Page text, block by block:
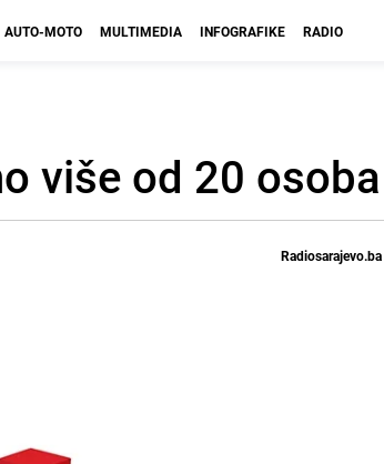
AUTO-MOTO MULTIMEDIA INFOGRAFIKE RADIO
više od 20 osoba
Radiosarajevo.ba